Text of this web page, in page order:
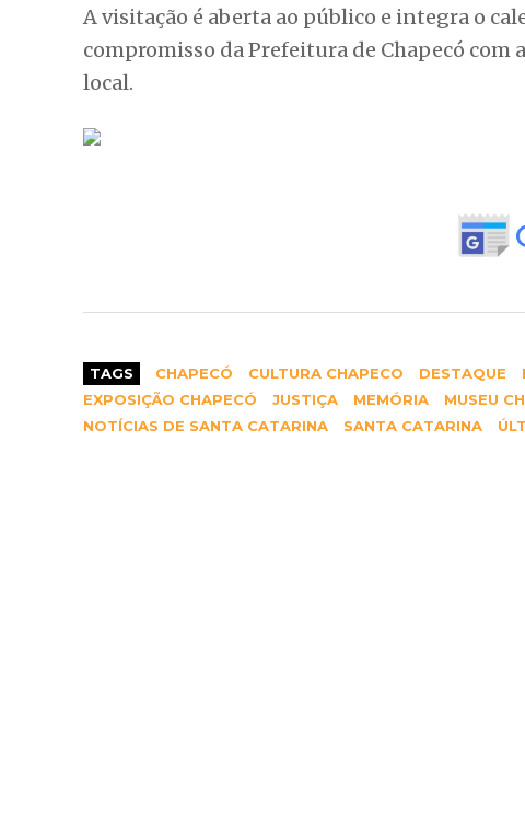
A visitação é aberta ao público e integra o
compromisso da Prefeitura de Chapecó com
local.
TAGS CHAPECÓ CULTURA CHAPECO DESTAQUE
EXPOSIÇÃO CHAPECÓ
JUSTIÇA MEMÓRIA MUSEU
NOTÍCIAS DE SANTA CATARINA
SANTA CATARINA